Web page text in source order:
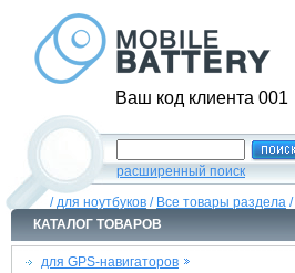
Ваш код клиента 001
расширенный поиск
/для ноутбуков / Все товары раздела /
КАТАЛОГ ТОВАРОВ
для GPS-навигаторов